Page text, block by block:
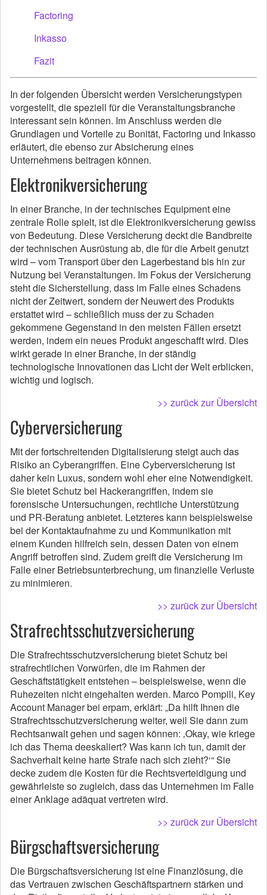
Factoring
Inkasso
Fazit
In der folgenden Übersicht werden Versicherungstypen
vorgestellt, die speziell für die Veranstaltungsbranche
interessant sein können. Im Anschluss werden die
Grundlagen und Vorteile zu Bonität, Factoring und Inkasso
erläutert, die ebenso zur Absicherung eines
Unternehmens beitragen können.
Elektronikversicherung
In einer Branche, in der technisches Equipment eine
zentrale Rolle spielt, ist die Elektronikversicherung gewiss
von Bedeutung. Diese Versicherung deckt die Bandbreite
der technischen Ausrüstung ab, die für die Arbeit genutzt
wird – vom Transport über den Lagerbestand bis hin zur
Nutzung bei Veranstaltungen. Im Fokus der Versicherung
steht die Sicherstellung, dass im Falle eines Schadens
nicht der Zeitwert, sondern der Neuwert des Produkts
erstattet wird – schließlich muss der zu Schaden
gekommene Gegenstand in den meisten Fällen ersetzt
werden, indem ein neues Produkt angeschafft wird. Dies
wirkt gerade in einer Branche, in der ständig
technologische Innovationen das Licht der Welt erblicken,
wichtig und logisch.
>> zurück zur Übersicht
Cyberversicherung
Mit der fortschreitenden Digitalisierung steigt auch das
Risiko an Cyberangriffen. Eine Cyberversicherung ist
daher kein Luxus, sondern wohl eher eine Notwendigkeit.
Sie bietet Schutz bei Hackerangriffen, indem sie
forensische Untersuchungen, rechtliche Unterstützung
und PR-Beratung anbietet. Letzteres kann beispielsweise
bei der Kontaktaufnahme zu und Kommunikation mit
einem Kunden hilfreich sein, dessen Daten von einem
Angriff betroffen sind. Zudem greift die Versicherung im
Falle einer Betriebsunterbrechung, um finanzielle Verluste
zu minimieren.
>> zurück zur Übersicht
Strafrechtsschutzversicherung
Die Strafrechtsschutzversicherung bietet Schutz bei
strafrechtlichen Vorwürfen, die im Rahmen der
Geschäftstätigkeit entstehen – beispielsweise, wenn die
Ruhezeiten nicht eingehalten werden. Marco Pompili, Key
Account Manager bei erpam, erklärt: „Da hilft Ihnen die
Strafrechtsschutzversicherung weiter, weil Sie dann zum
Rechtsanwalt gehen und sagen können: ‚Okay, wie kriege
ich das Thema deeskaliert? Was kann ich tun, damit der
Sachverhalt keine harte Strafe nach sich zieht?‘“ Sie
decke zudem die Kosten für die Rechtsverteidigung und
gewährleiste so zugleich, dass das Unternehmen im Falle
einer Anklage adäquat vertreten wird.
>> zurück zur Übersicht
Bürgschaftsversicherung
Die Bürgschaftsversicherung ist eine Finanzlösung, die
das Vertrauen zwischen Geschäftspartnern stärken und